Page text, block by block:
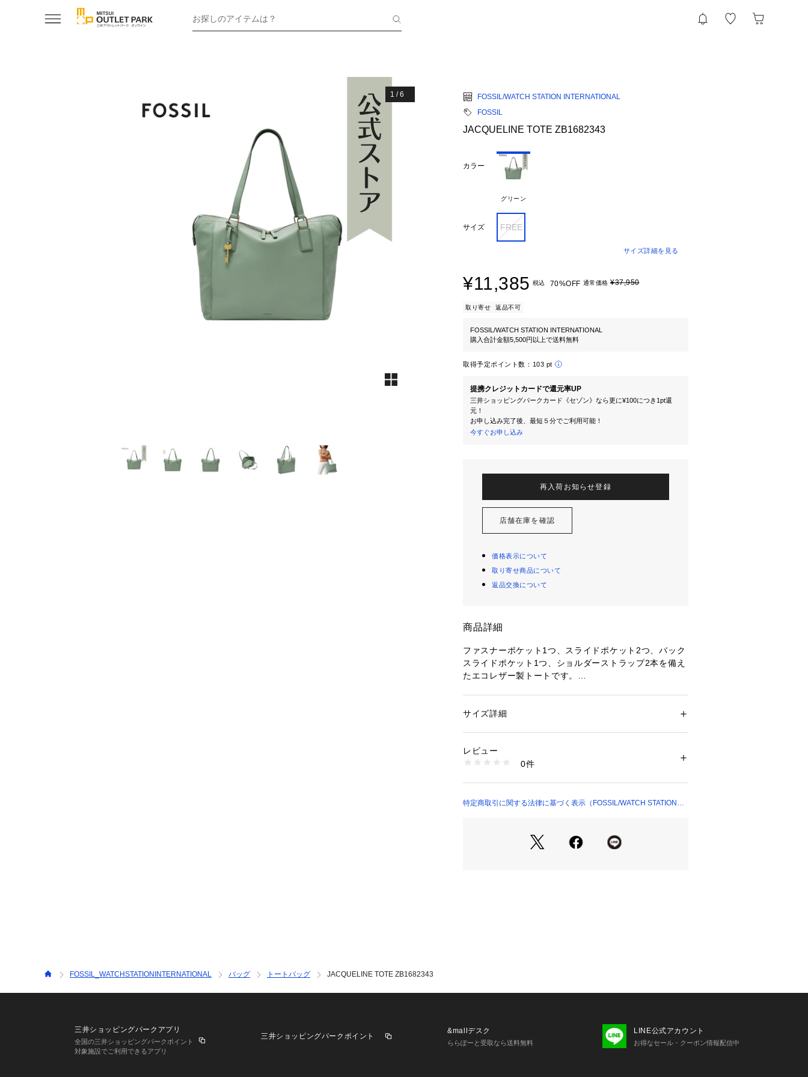
お探しのアイテムは？
1 /6
FOSSIL/WATCH STATION INTERNATIONAL
FOSSIL
JACQUELINE TOTE ZB1682343
カラー
グリーン
サイズ FREE
サイズ詳細を見る
¥11,385 税込 70%OFF 通常価格 ¥37,950
取り寄せ 返品不可
FOSSIL/WATCH STATION INTERNATIONAL
購入合計金額5,500円以上で送料無料
取得予定ポイント数： 103 pt
提携クレジットカードで還元率UP
三井ショッピングパークカード《セゾン》なら更に¥100につき1pt還
元！
お申し込み完了後、最短５分でご利用可能！
今すぐお申し込み
再入荷お知らせ登録
店舗在庫を確認
価格表示について
取り寄せ商品について
返品交換について
商品詳細
ファスナーポケット1つ、スライドポケット2つ、バック
スライドポケット1つ、ショルダーストラップ2本を備え
たエコレザー製トートです。
ストラップ：ショルダーストラップ x 2
ト x 2
性別：レディース
1096400000722
サイズ詳細
レビュー
0件
特定商取引に関する法律に基づく表示（FOSSIL/WATCH STATION
FOSSIL_WATCHSTATIONINTERNATIONAL バッグ トートバッグ JACQUELINE TOTE ZB1682343
三井ショッピングパークアプリ
全国の三井ショッピングパークポイント
対象施設でご利用できるアプリ
三井ショッピングパークポイント
&mallデスク
ららぽーと受取なら送料無料
LINE公式アカウント
お得なセール・クーポン情報配信中